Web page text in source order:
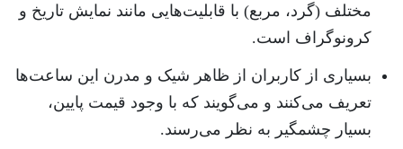
مختلف (گرد، مربع) با قابلیت‌هایی مانند نمایش تاریخ و
کرونوگراف است.
بسیاری از کاربران از ظاهر شیک و مدرن این ساعت‌ها
تعریف می‌کنند و می‌گویند که با وجود قیمت پایین،
بسیار چشمگیر به نظر می‌رسند.